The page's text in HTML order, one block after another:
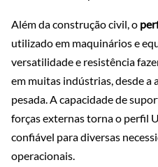
Além da construção civil, o
utilizado em maquinários e
versatilidade e resistência
em muitas indústrias, desde
pesada. A capacidade de
forças externas torna o perfil
confiável para diversas
operacionais.